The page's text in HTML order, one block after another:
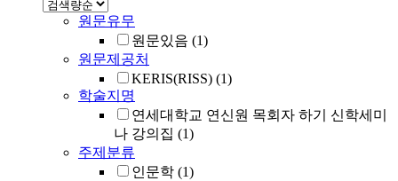
원문유무
원문있음 (1)
원문제공처
KERIS(RISS) (1)
학술지명
연세대학교 연신원 목회자 하기 신학세미
나 강의집 (1)
주제분류
인문학 (1)